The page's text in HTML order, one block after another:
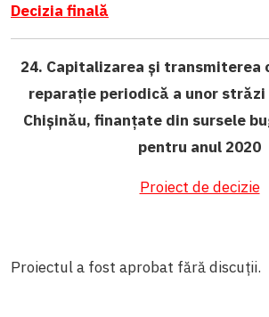
Decizia finală
24. Capitalizarea și
reparație periodică a unor
Chișinău, finanțate din sursele
pentru anul 2020
Proiect de decizie
Proiectul a fost aprobat fără discuții.